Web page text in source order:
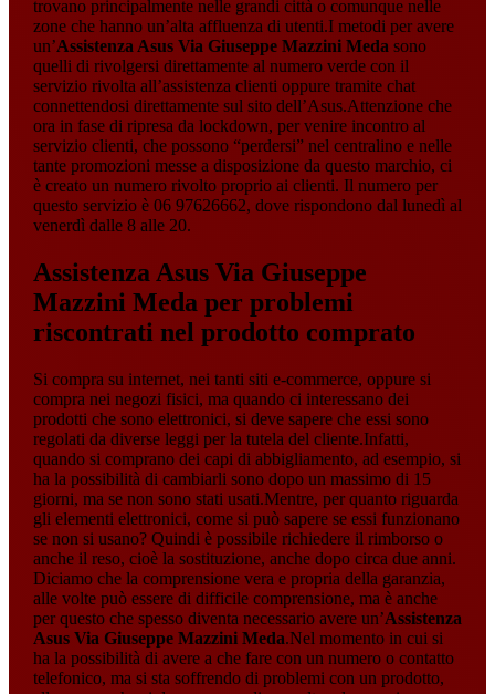
trovano principalmente nelle grandi città o comunque nelle
zone che hanno un’alta affluenza di utenti.I metodi per avere
un’Assistenza Asus Via Giuseppe Mazzini Medasono
quelli di rivolgersi direttamente al numero verde con il
servizio rivolta all’assistenza clienti oppure tramite chat
connettendosi direttamente sul sito dell’Asus.Attenzione che
ora in fase di ripresa da lockdown, per venire incontro al
servizio clienti, che possono “perdersi” nel centralino e nelle
tante promozioni messe a disposizione da questo marchio, ci
è creato un numero rivolto proprio ai clienti. Il numero per
questo servizio è 06 97626662, dove rispondono dal lunedì al
venerdì dalle 8 alle 20.
Assistenza Asus Via Giuseppe
Mazzini Medaper problemi
riscontrati nel prodotto comprato
Si compra su internet, nei tanti siti e-commerce, oppure si
compra nei negozi fisici, ma quando ci interessano dei
prodotti che sono elettronici, si deve sapere che essi sono
regolati da diverse leggi per la tutela del cliente.Infatti,
quando si comprano dei capi di abbigliamento, ad esempio, si
ha la possibilità di cambiarli sono dopo un massimo di 15
giorni, ma se non sono stati usati.Mentre, per quanto riguarda
gli elementi elettronici, come si può sapere se essi funzionano
se non si usano? Quindi è possibile richiedere il rimborso o
anche il reso, cioè la sostituzione, anche dopo circa due anni.
Diciamo che la comprensione vera e propria della garanzia,
alle volte può essere di difficile comprensione, ma è anche
per questo che spesso diventa necessario avere un’Assistenza
Asus Via Giuseppe Mazzini Meda.Nel momento in cui si
ha la possibilità di avere a che fare con un numero o contatto
telefonico, ma si sta soffrendo di problemi con un prodotto,